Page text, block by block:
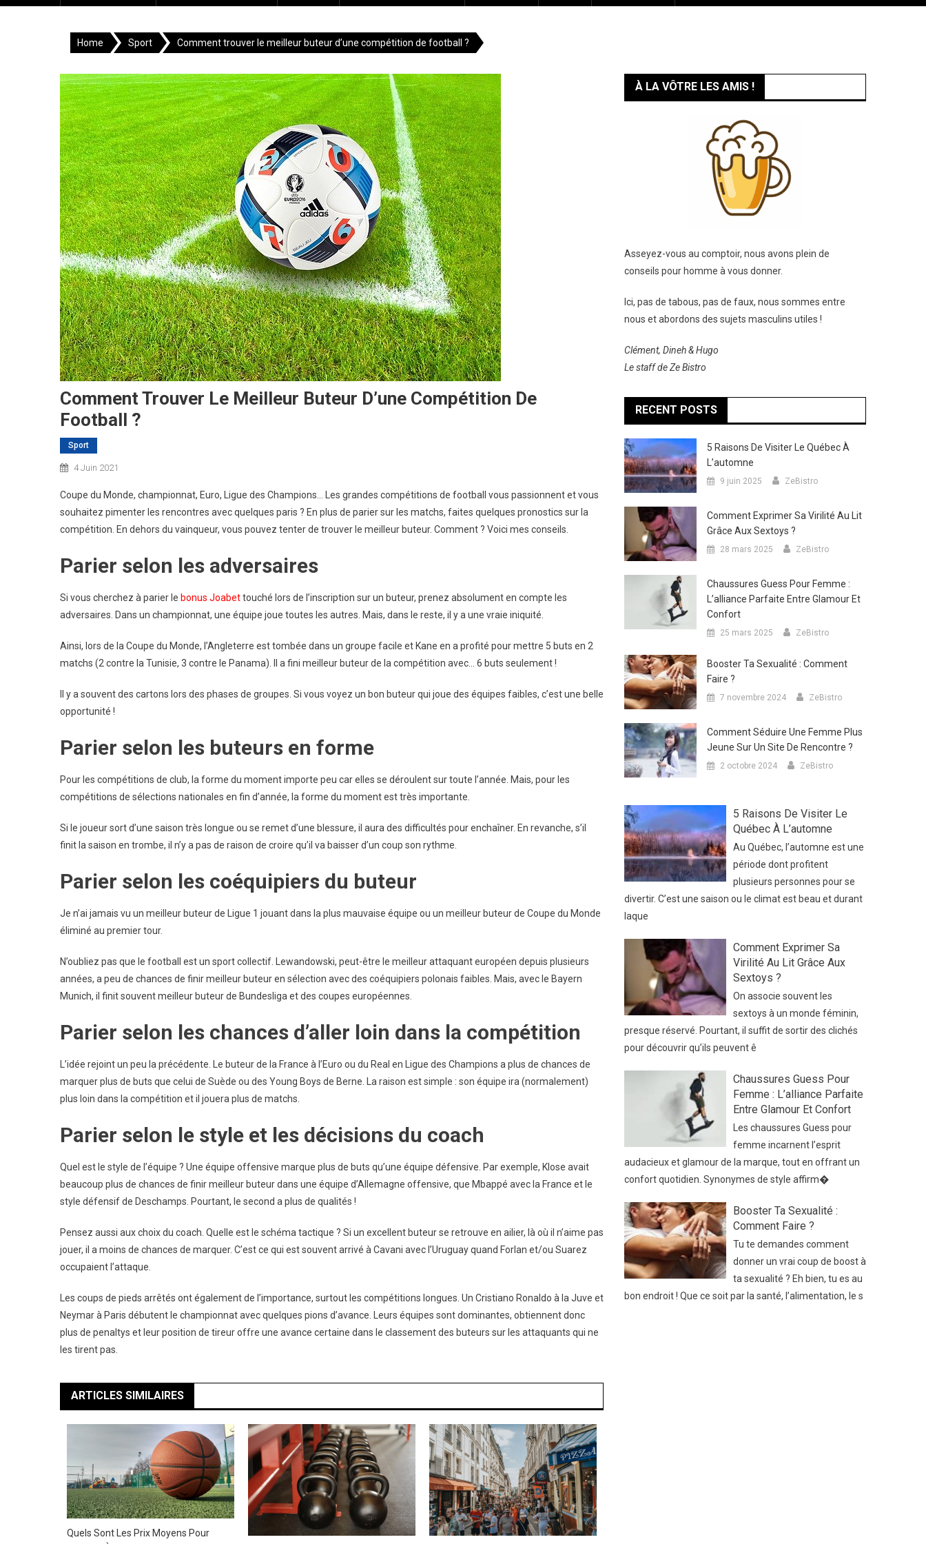
Home Sport Comment trouver le meilleur buteur d’une compétition de football ?
Comment Trouver Le Meilleur Buteur D’une Compétition De
Football ?
Sport
4 Juin 2021
Coupe du Monde, championnat, Euro, Ligue des Champions… Les grandes compétitions de football vous passionnent et vous
souhaitez pimenter les rencontres avec quelques paris ? En plus de parier sur les matchs, faites quelques pronostics sur la
compétition. En dehors du vainqueur, vous pouvez tenter de trouver le meilleur buteur. Comment ? Voici mes conseils.
Parier selon les adversaires
Si vous cherchez à parier le bonus Joabettouché lors de l’inscription sur un buteur, prenez absolument en compte les
adversaires. Dans un championnat, une équipe joue toutes les autres. Mais, dans le reste, il y a une vraie iniquité.
Ainsi, lors de la Coupe du Monde, l’Angleterre est tombée dans un groupe facile et Kane en a profité pour mettre 5 buts en 2
matchs (2 contre la Tunisie, 3 contre le Panama). Il a fini meilleur buteur de la compétition avec… 6 buts seulement !
Il y a souvent des cartons lors des phases de groupes. Si vous voyez un bon buteur qui joue des équipes faibles, c’est une belle
opportunité !
Parier selon les buteurs en forme
Pour les compétitions de club, la forme du moment importe peu car elles se déroulent sur toute l’année. Mais, pour les
compétitions de sélections nationales en fin d’année, la forme du moment est très importante.
Si le joueur sort d’une saison très longue ou se remet d’une blessure, il aura des difficultés pour enchaîner. En revanche, s’il
finit la saison en trombe, il n’y a pas de raison de croire qu’il va baisser d’un coup son rythme.
Parier selon les coéquipiers du buteur
Je n’ai jamais vu un meilleur buteur de Ligue 1 jouant dans la plus mauvaise équipe ou un meilleur buteur de Coupe du Monde
éliminé au premier tour.
N’oubliez pas que le football est un sport collectif. Lewandowski, peut-être le meilleur attaquant européen depuis plusieurs
années, a peu de chances de finir meilleur buteur en sélection avec des coéquipiers polonais faibles. Mais, avec le Bayern
Munich, il finit souvent meilleur buteur de Bundesliga et des coupes européennes.
Parier selon les chances d’aller loin dans la compétition
L’idée rejoint un peu la précédente. Le buteur de la France à l’Euro ou du Real en Ligue des Champions a plus de chances de
marquer plus de buts que celui de Suède ou des Young Boys de Berne. La raison est simple : son équipe ira (normalement)
plus loin dans la compétition et il jouera plus de matchs.
Parier selon le style et les décisions du coach
Quel est le style de l’équipe ? Une équipe offensive marque plus de buts qu’une équipe défensive. Par exemple, Klose avait
beaucoup plus de chances de finir meilleur buteur dans une équipe d’Allemagne offensive, que Mbappé avec la France et le
style défensif de Deschamps. Pourtant, le second a plus de qualités !
Pensez aussi aux choix du coach. Quelle est le schéma tactique ? Si un excellent buteur se retrouve en ailier, là où il n’aime pas
jouer, il a moins de chances de marquer. C’est ce qui est souvent arrivé à Cavani avec l’Uruguay quand Forlan et/ou Suarez
occupaient l’attaque.
Les coups de pieds arrêtés ont également de l’importance, surtout les compétitions longues. Un Cristiano Ronaldo à la Juve et
Neymar à Paris débutent le championnat avec quelques pions d’avance. Leurs équipes sont dominantes, obtiennent donc
plus de penaltys et leur position de tireur offre une avance certaine dans le classement des buteurs sur les attaquants qui ne
les tirent pas.
ARTICLES SIMILAIRES
Quels Sont Les Prix Moyens Pour
À LA VÔTRE LES AMIS !
Asseyez-vous au comptoir, nous avons plein de
conseils pour homme à vous donner.
Ici, pas de tabous, pas de faux, nous sommes entre
nous et abordons des sujets masculins utiles !
Clément, Dineh & Hugo
Le staff de Ze Bistro
RECENT POSTS
5 Raisons De Visiter Le Québec À
L’automne
9 juin 2025 ZeBistro
Comment Exprimer Sa Virilité Au Lit
Grâce Aux Sextoys ?
28 mars 2025 ZeBistro
Chaussures Guess Pour Femme :
L’alliance Parfaite Entre Glamour Et
Confort
25 mars 2025 ZeBistro
Booster Ta Sexualité : Comment
Faire ?
7 novembre 2024 ZeBistro
Comment Séduire Une Femme Plus
Jeune Sur Un Site De Rencontre ?
2 octobre 2024 ZeBistro
5 Raisons De Visiter Le
Québec À L’automne
Au Québec, l’automne est une
période dont profitent
plusieurs personnes pour se
divertir. C’est une saison ou le climat est beau et durant
laque
Comment Exprimer Sa
Virilité Au Lit Grâce Aux
Sextoys ?
On associe souvent les
sextoys à un monde féminin,
presque réservé. Pourtant, il suffit de sortir des clichés
pour découvrir qu’ils peuvent ê
Chaussures Guess Pour
Femme : L’alliance Parfaite
Entre Glamour Et Confort
Les chaussures Guess pour
femme incarnent l’esprit
audacieux et glamour de la marque, tout en offrant un
confort quotidien. Synonymes de style affirm�
Booster Ta Sexualité :
Comment Faire ?
Tu te demandes comment
donner un vrai coup de boost à
ta sexualité ? Eh bien, tu es au
bon endroit ! Que ce soit par la santé, l’alimentation, le s